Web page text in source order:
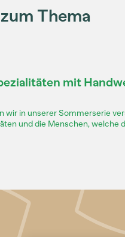
Thema
mit
wir in unserer Sommerserie
und die Menschen, welche